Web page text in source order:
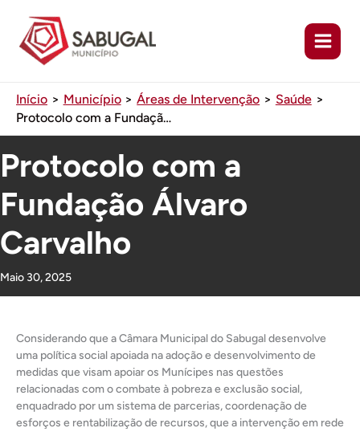
conteúdo
Início Município Áreas de Intervenção
Saúde
Protocolo com a Fundação Álvaro Carvalho
Protocolo com a
Fundação Álvaro
Carvalho
Maio 30, 2025
Considerando que a Câmara Municipal do Sabugal desenvolve
uma política social apoiada na adoção e desenvolvimento de
medidas que visam apoiar os Munícipes nas questões
relacionadas com o combate à pobreza e exclusão social,
enquadrado por um sistema de parcerias, coordenação de
esforços e rentabilização de recursos, que a intervenção em rede